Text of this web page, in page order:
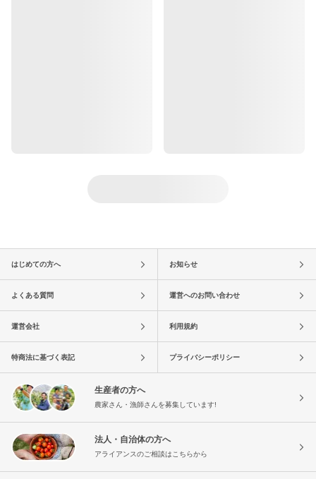
はじめての方へ お知らせ
よくある質問 運営へのお問い合わせ
運営会社 利用規約
特商法に基づく表記 プライバシーポリシー
生産者の方へ
農家さん・漁師さんを募集しています!
法人・自治体の方へ
アライアンスのご相談はこちらから